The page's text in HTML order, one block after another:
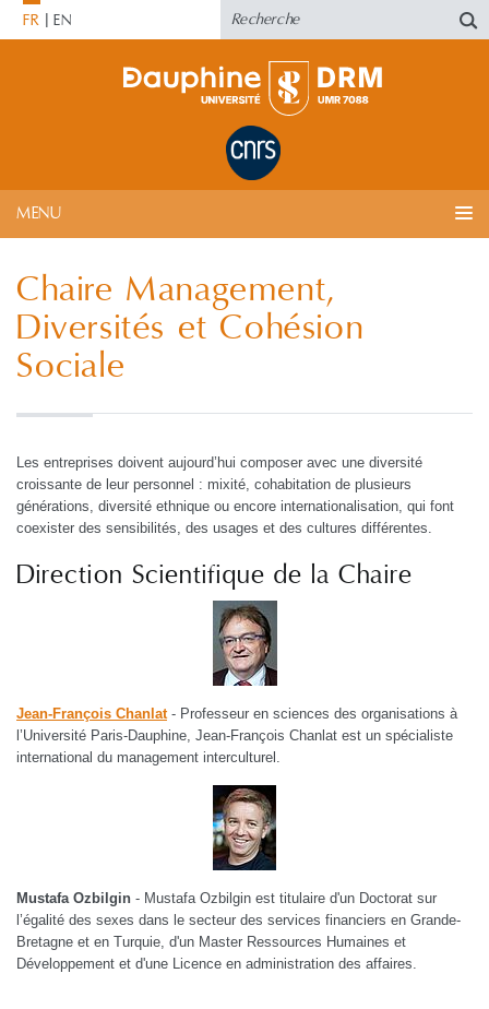
FR EN
MENU
Chaire Management,
Diversités et Cohésion
Sociale
Les entreprises doivent aujourd’hui composer avec une diversité
croissante de leur personnel : mixité, cohabitation de plusieurs
générations, diversité ethnique ou encore internationalisation, qui font
coexister des sensibilités, des usages et des cultures différentes.
Direction Scientifique de la Chaire
Jean-François Chanlat- Professeur en sciences des organisations à
l’Université Paris-Dauphine, Jean-François Chanlat est un spécialiste
international du management interculturel.
Mustafa Ozbilgin - Mustafa Ozbilgin est titulaire d'un Doctorat sur
l’égalité des sexes dans le secteur des services financiers en Grande-
Bretagne et en Turquie, d'un Master Ressources Humaines et
Développement et d'une Licence en administration des affaires.